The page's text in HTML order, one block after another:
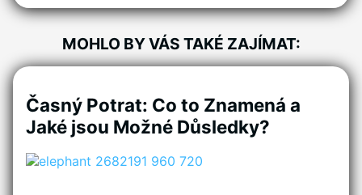
MOHLO BY VÁS TAKÉ ZAJÍMAT:
Časný Potrat: Co to Znamená a
Jaké jsou Možné Důsledky?